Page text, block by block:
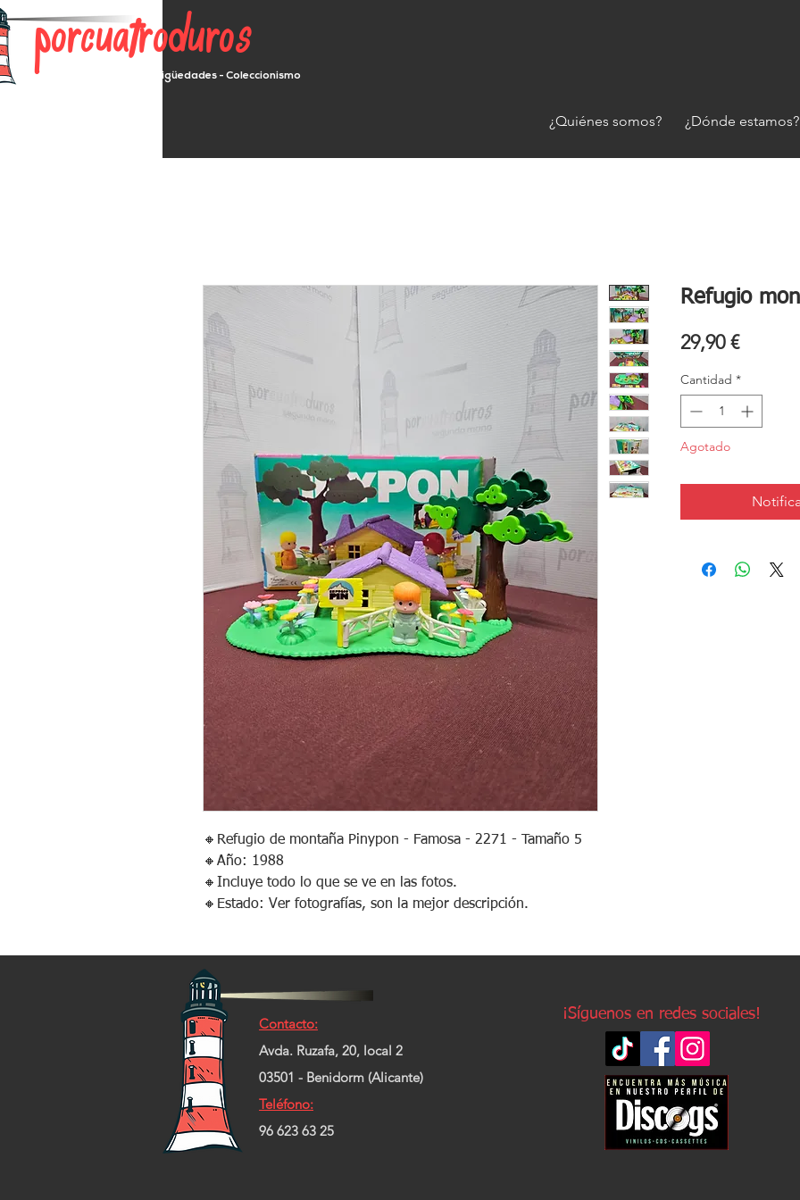
porcuatroduros
Segunda mano - Antigüedades - Coleccionismo
¿Quiénes somos? ¿Dónde estamos?
🔸️Refugio de montaña Pinypon - Famosa - 2271 - Tamaño 5
🔸️Año: 1988
🔸️Incluye todo lo que se ve en las fotos.
🔸️Estado: Ver fotografías, son la mejor descripción.
Refugio
29,90 €Precio
Cantidad *
Agotado
Contacto:
Avda. Ruzafa, 20, local 2
03501 - Benidorm (Alicante)
Teléfono:
96 623 63 25
¡Síguenos en redes sociales!